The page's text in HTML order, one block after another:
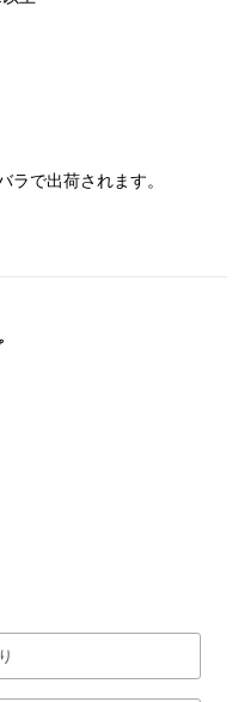
で出荷されます。